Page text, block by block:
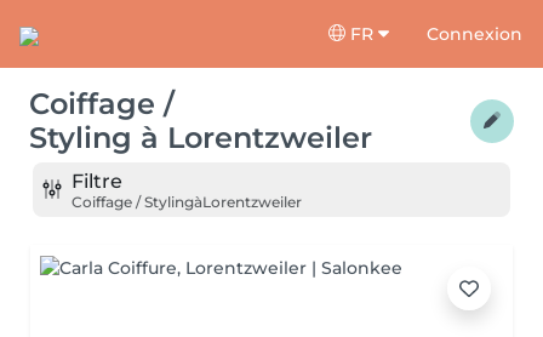
FR Connexion
Coiffage /
Styling à Lorentzweiler
Filtre
Coiffage / StylingàLorentzweiler